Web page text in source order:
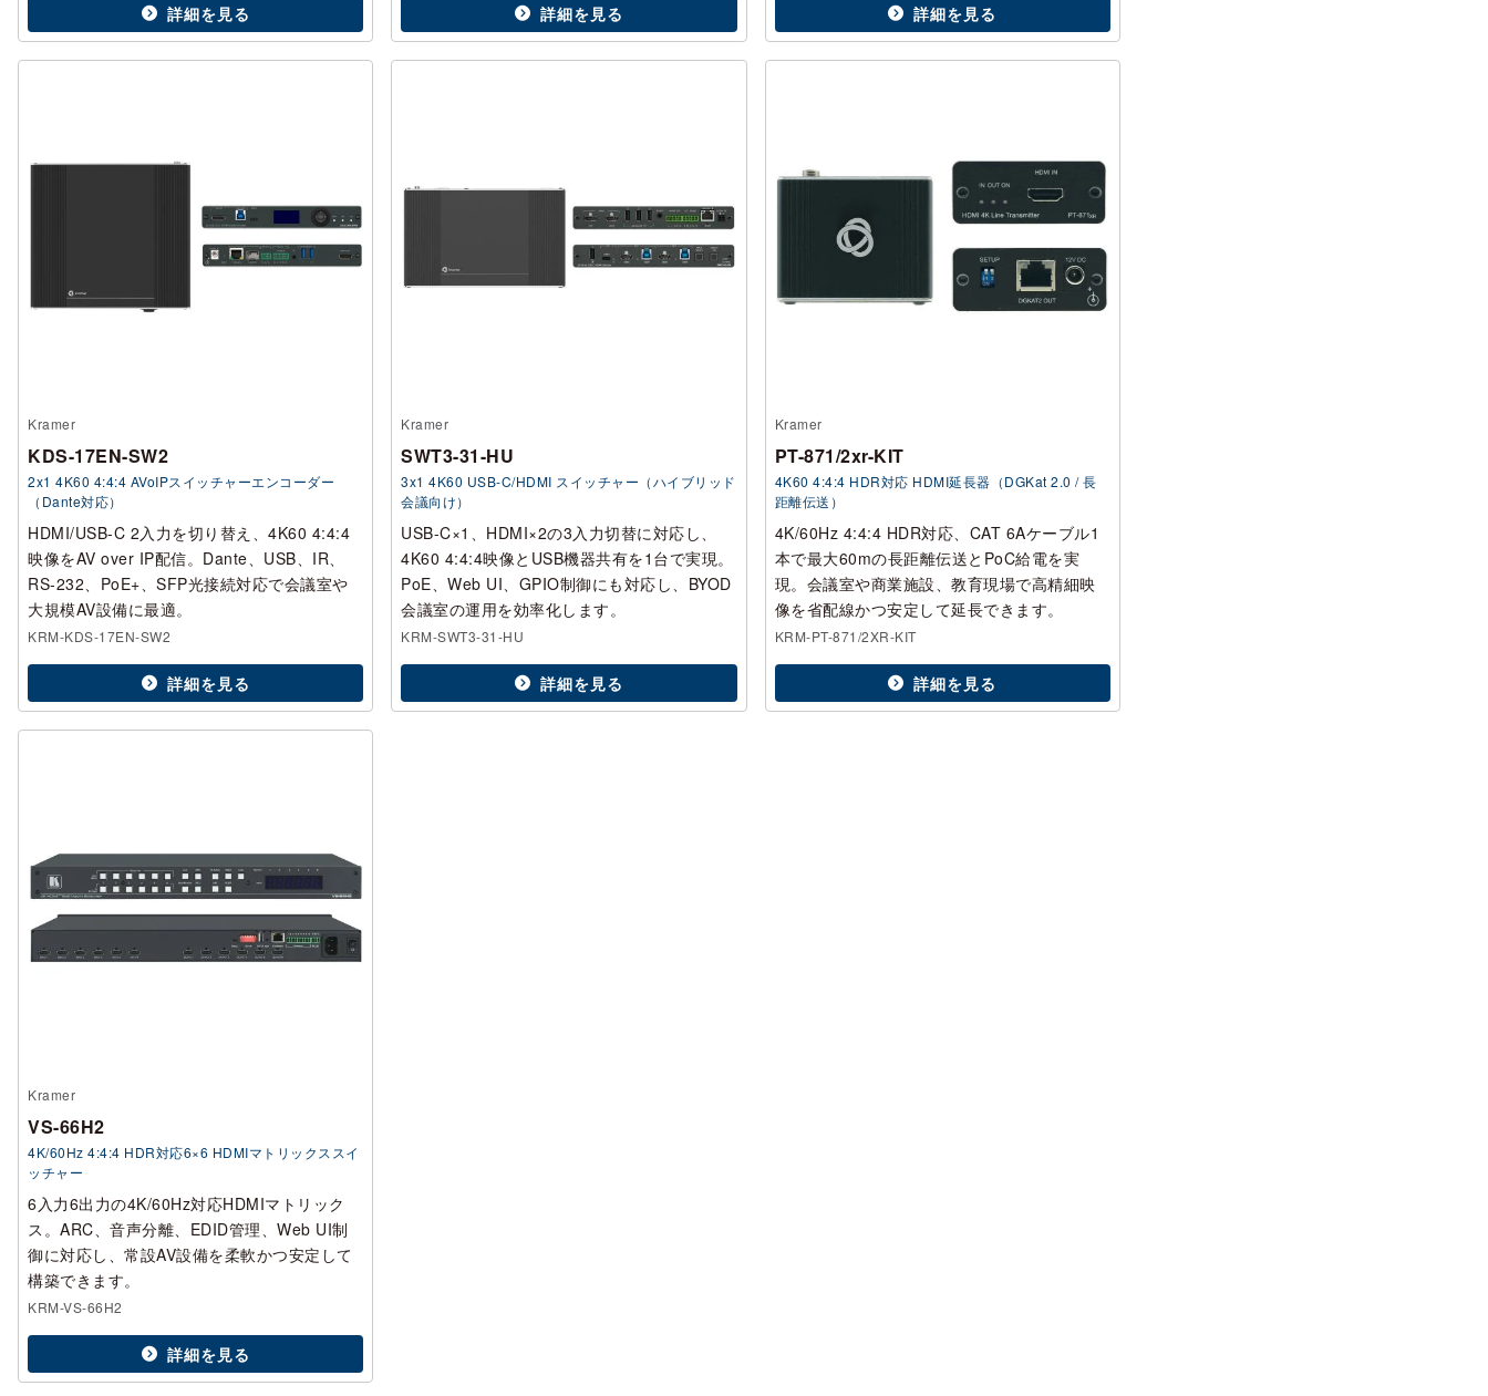
詳細を見る 詳細を見る 詳細を見る
Kramer
KDS-17EN-SW2
2x1 4K60 4:4:4 AVoIPスイッチャーエンコーダー
（Dante対応）
HDMI/USB-C 2入力を切り替え、4K60 4:4:4
映像をAV over IP配信。Dante、USB、IR、
RS-232、PoE+、SFP光接続対応で会議室や
大規模AV設備に最適。
KRM-KDS-17EN-SW2
詳細を見る
Kramer
SWT3-31-HU
3x1 4K60 USB-C/HDMI スイッチャー（ハイブリッド
会議向け）
USB-C×1、HDMI×2の3入力切替に対応し、
4K60 4:4:4映像とUSB機器共有を1台で実現。
PoE、Web UI、GPIO制御にも対応し、BYOD
会議室の運用を効率化します。
KRM-SWT3-31-HU
詳細を見る
Kramer
PT-871/2xr-KIT
4K60 4:4:4 HDR対応 HDMI延長器（DGKat 2.0 / 長
距離伝送）
4K/60Hz 4:4:4 HDR対応、CAT 6Aケーブル1
本で最大60mの長距離伝送とPoC給電を実
現。会議室や商業施設、教育現場で高精細映
像を省配線かつ安定して延長できます。
KRM-PT-871/2XR-KIT
詳細を見る
Kramer
VS-66H2
4K/60Hz 4:4:4 HDR対応6×6 HDMIマトリックススイ
ッチャー
6入力6出力の4K/60Hz対応HDMIマトリック
ス。ARC、音声分離、EDID管理、Web UI制
御に対応し、常設AV設備を柔軟かつ安定して
構築できます。
KRM-VS-66H2
詳細を見る